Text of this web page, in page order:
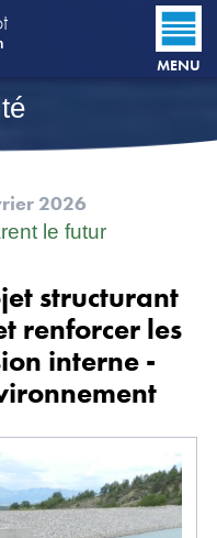
MENU
2026
le futur
structurant
renforcer les
interne -